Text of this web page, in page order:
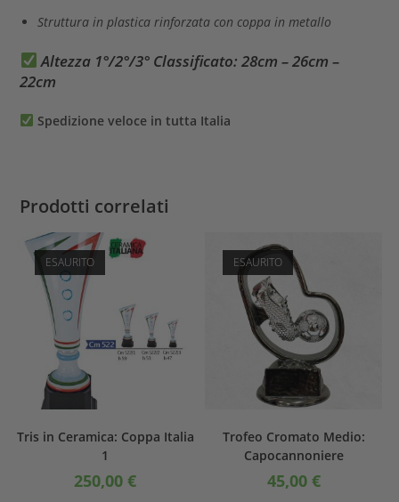
Struttura in plastica rinforzata con coppa in metallo
Altezza 1°/2°/3° Classificato: 28cm – 26cm –
22cm
Spedizione veloce in tutta Italia
Prodotti correlati
ESAURITO
Tris in Ceramica: Coppa Italia
1
250,00€
ESAURITO
Trofeo Cromato Medio:
Capocannoniere
45,00 €